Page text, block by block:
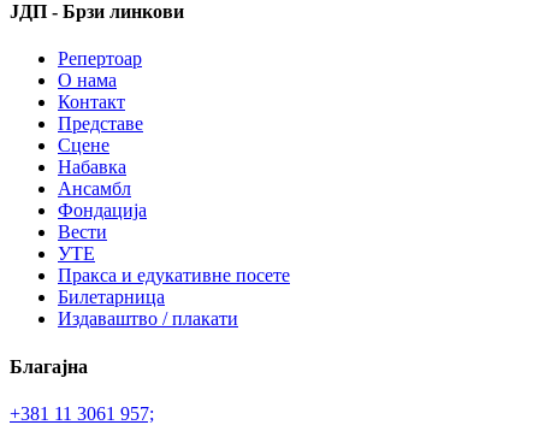
ЈДП - Брзи линкови
Репертоар
О нама
Контакт
Представе
Сцене
Набавка
Ансамбл
Фондација
Вести
УТЕ
Пракса и едукативне посете
Билетарница
Издаваштво / плакати
Благајна
+381 11 3061 957;